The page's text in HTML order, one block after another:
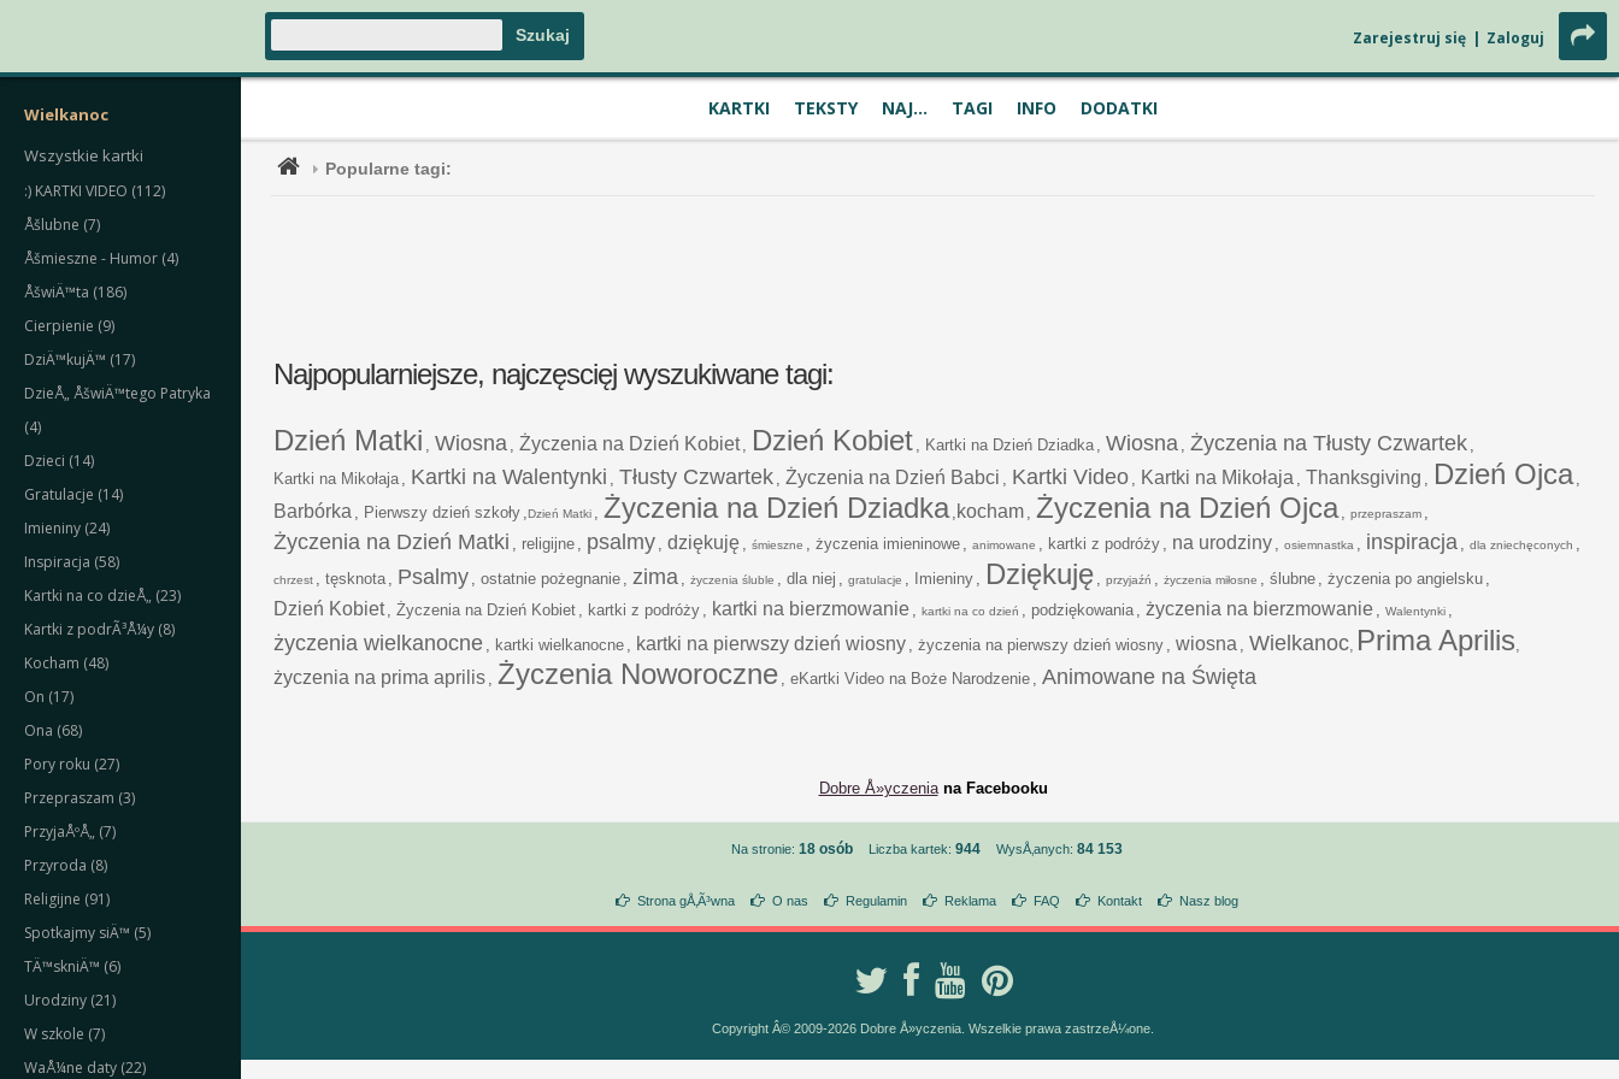
Zarejestruj się | Zaloguj
KARTKI TEKSTY NAJ... TAGI INFO DODATKI
Wielkanoc
Wszystkie kartki
:) KARTKI VIDEO (112)
Åšlubne (7)
Åšmieszne - Humor (4)
ÅšwiÄ™ta (186)
Cierpienie (9)
DziÄ™kujÄ™ (17)
DzieÅ„ ÅšwiÄ™tego Patryka
(4)
Dzieci (14)
Gratulacje (14)
Imieniny (24)
Inspiracja (58)
Kartki na co dzieÅ„ (23)
Kartki z podrÃ³Å¼y (8)
Kocham (48)
On (17)
Ona (68)
Pory roku (27)
Przepraszam (3)
PrzyjaÅºÅ„ (7)
Przyroda (8)
Religijne (91)
Spotkajmy siÄ™ (5)
TÄ™skniÄ™ (6)
Urodziny (21)
W szkole (7)
WaÅ¼ne daty (22)
Popularne tagi:
Najpopularniejsze, najczęscięj wyszukiwane tagi:
Dzień Matki , Wiosna , Życzenia na Dzień Kobiet , Dzień Kobiet , Kartki na Dzień Dziadka , Wiosna , Życzenia na Tłusty Czwartek ,
Kartki na Mikołaja , Kartki na Walentynki , Tłusty Czwartek , Życzenia na Dzień Babci , Kartki Video , Kartki na Mikołaja , Thanksgiving , Dzień Ojca ,
Barbórka , Pierwszy dzień szkoły ,Dzień Matki , Życzenia na Dzień Dziadka , kocham , Życzenia na Dzień Ojca , przepraszam ,
Życzenia na Dzień Matki , religijne , psalmy , dziękuję , śmieszne , życzenia imieninowe , animowane , kartki z podróży , na urodziny , osiemnastka , inspiracja , dla zniechęconych ,
chrzest , tęsknota , Psalmy , ostatnie pożegnanie , zima , życzenia śluble , dla niej , gratulacje , Imieniny , Dziękuję , przyjaźń , życzenia miłosne , ślubne , życzenia po angielsku ,
Dzień Kobiet , Życzenia na Dzień Kobiet , kartki z podróży , kartki na bierzmowanie , kartki na co dzień , podziękowania , życzenia na bierzmowanie , Walentynki ,
życzenia wielkanocne , kartki wielkanocne , kartki na pierwszy dzień wiosny , życzenia na pierwszy dzień wiosny , wiosna , Wielkanoc, Prima Aprilis,
życzenia na prima aprilis , Życzenia Noworoczne , eKartki Video na Boże Narodzenie , Animowane na Święta
Dobre Å»yczeniana Facebooku
Na stronie: 18 osób Liczba kartek: 944 WysÅ‚anych: 84 153
Strona gÅ‚Ã³wna O nas Regulamin Reklama FAQ Kontakt Nasz blog
Copyright Â© 2009-2026 Dobre Å»yczenia. Wszelkie prawa zastrzeÅ¼one.